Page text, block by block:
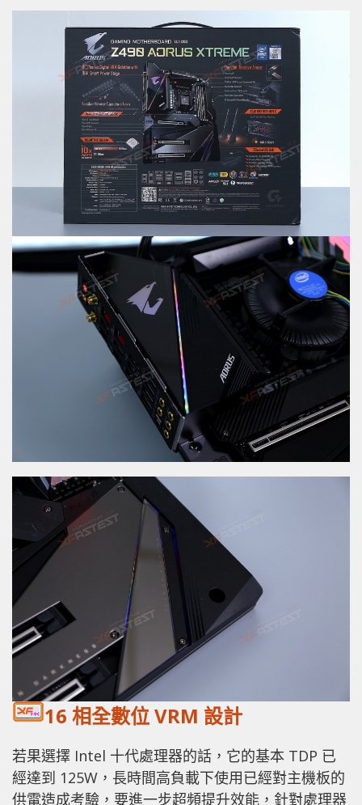
16 相全數位 VRM 設計
若果選擇 Intel 十代處理器的話，它的基本 TDP 已
經達到 125W，長時間高負載下使用已經對主機板的
供電造成考驗，要進一步超頻提升效能，針對處理器